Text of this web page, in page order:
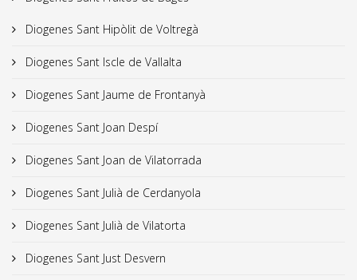
Diogenes Sant Hipòlit de Voltregà
Diogenes Sant Iscle de Vallalta
Diogenes Sant Jaume de Frontanyà
Diogenes Sant Joan Despí
Diogenes Sant Joan de Vilatorrada
Diogenes Sant Julià de Cerdanyola
Diogenes Sant Julià de Vilatorta
Diogenes Sant Just Desvern